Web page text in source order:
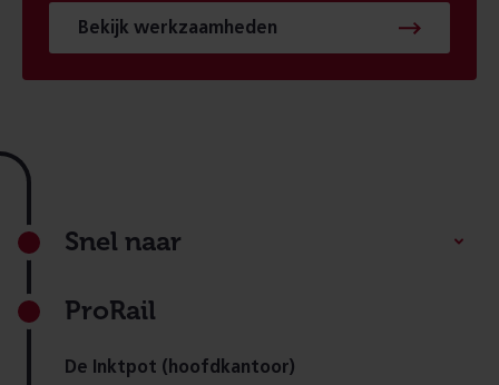
Bekijk werkzaamheden
Footer
Snel naar
ProRail
De Inktpot (hoofdkantoor)